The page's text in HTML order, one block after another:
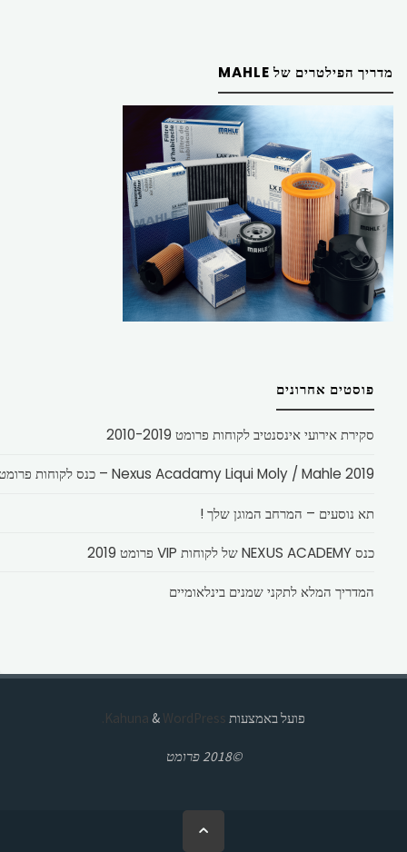
מדריך הפילטרים של MAHLE
פוסטים אחרונים
סקירת אירועי אינסנטיב לקוחות פרומט 2010-2019
Nexus Acadamy Liqui Moly / Mahle 2019 – כנס לקוחות פרומט
תא נוסעים – המרחב המוגן שלך !
כנס NEXUS ACADEMY של לקוחות VIP פרומט 2019
המדריך המלא לתקני שמנים בינלאומיים
פועל באמצעות & WordPress.
©2018 פרומט
בחזרה